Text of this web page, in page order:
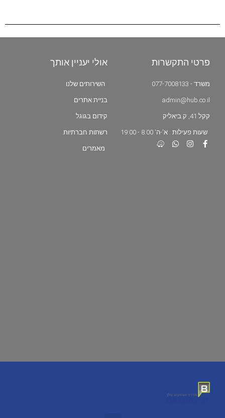
פרטי התקשרות
משרד - 077-7008133
admin@hub.co.il
קקל 41, ק.ביאליק
שעות פעילות : א'-ה' 8:00 - 19:00
אולי יעניין אותך
השירותים שלנו
בניית אתרים
קידום בגוגל
רשתות חברתיות
מאמרים